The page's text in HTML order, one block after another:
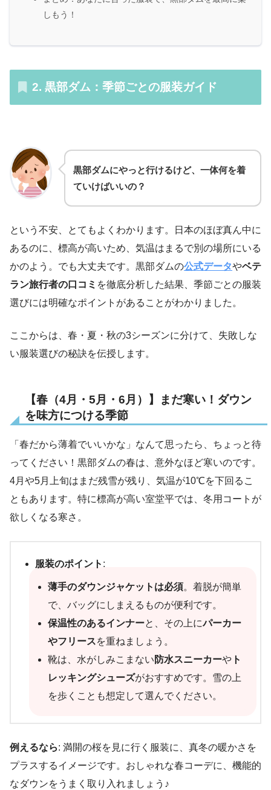
しもう！
2. 黒部ダム：季節ごとの服装ガイド
黒部ダムにやっと行けるけど、一体何を着
ていけばいいの？
という不安、とてもよくわかります。日本のほぼ真ん中に
あるのに、標高が高いため、気温はまるで別の場所にいる
かのよう。でも大丈夫です。黒部ダムの公式データやベテ
ラン旅行者の口コミ を徹底分析した結果、季節ごとの服装
選びには明確なポイントがあることがわかりました。
ここからは、春・夏・秋の3シーズンに分けて、失敗しな
い服装選びの秘訣を伝授します。
【春（4月・5月・6月）】まだ寒い！ダウン
を味方につける季節
「春だから薄着でいいかな」なんて思ったら、ちょっと待
ってください！黒部ダムの春は、意外なほど寒いのです。
4月や5月上旬はまだ残雪が残り、気温が10℃を下回るこ
ともあります。特に標高が高い室堂平では、冬用コートが
欲しくなる寒さ。
服装のポイント :
薄手のダウンジャケットは必須。着脱が簡単
で、バッグにしまえるものが便利です。
保温性のあるインナーと、その上にパーカー
やフリースを重ねましょう。
靴は、水がしみこまない 防水スニーカーやト
レッキングシューズがおすすめです。雪の上
を歩くことも想定して選んでください。
例えるなら: 満開の桜を見に行く服装に、真冬の暖かさを
プラスするイメージです。おしゃれな春コーデに、機能的
なダウンをうまく取り入れましょう♪